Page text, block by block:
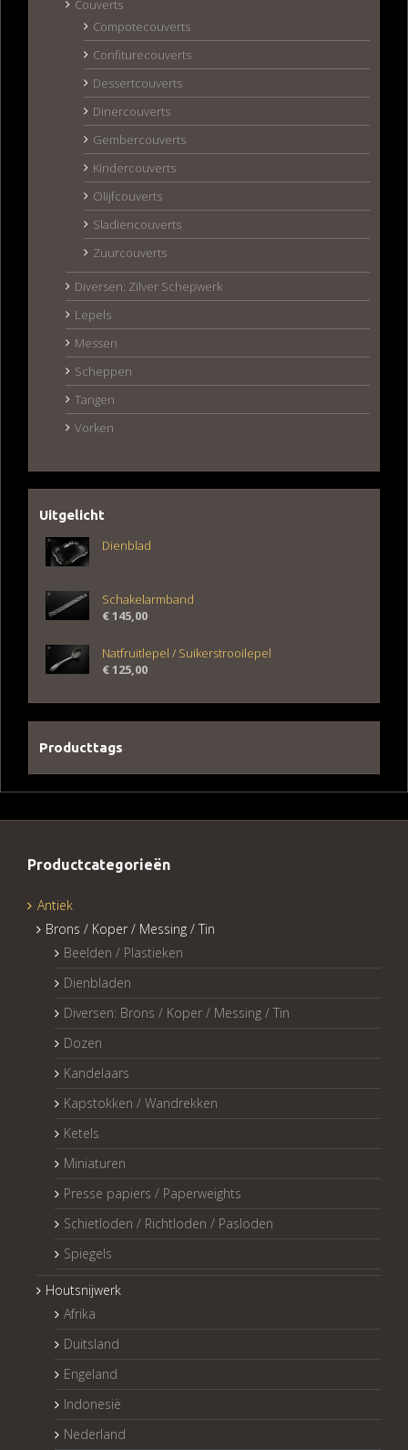
Couverts
Compotecouverts
Confiturecouverts
Dessertcouverts
Dinercouverts
Gembercouverts
Kindercouverts
Olijfcouverts
Sladiencouverts
Zuurcouverts
Diversen: Zilver Schepwerk
Lepels
Messen
Scheppen
Tangen
Vorken
Uitgelicht
Dienblad
Schakelarmband
€145,00
Natfruitlepel / Suikerstrooilepel
€125,00
Producttags
Productcategorieën
Antiek
Brons / Koper / Messing / Tin
Beelden / Plastieken
Dienbladen
Diversen: Brons / Koper / Messing / Tin
Dozen
Kandelaars
Kapstokken / Wandrekken
Ketels
Miniaturen
Presse papiers / Paperweights
Schietloden / Richtloden / Pasloden
Spiegels
Houtsnijwerk
Afrika
Duitsland
Engeland
Indonesië
Nederland